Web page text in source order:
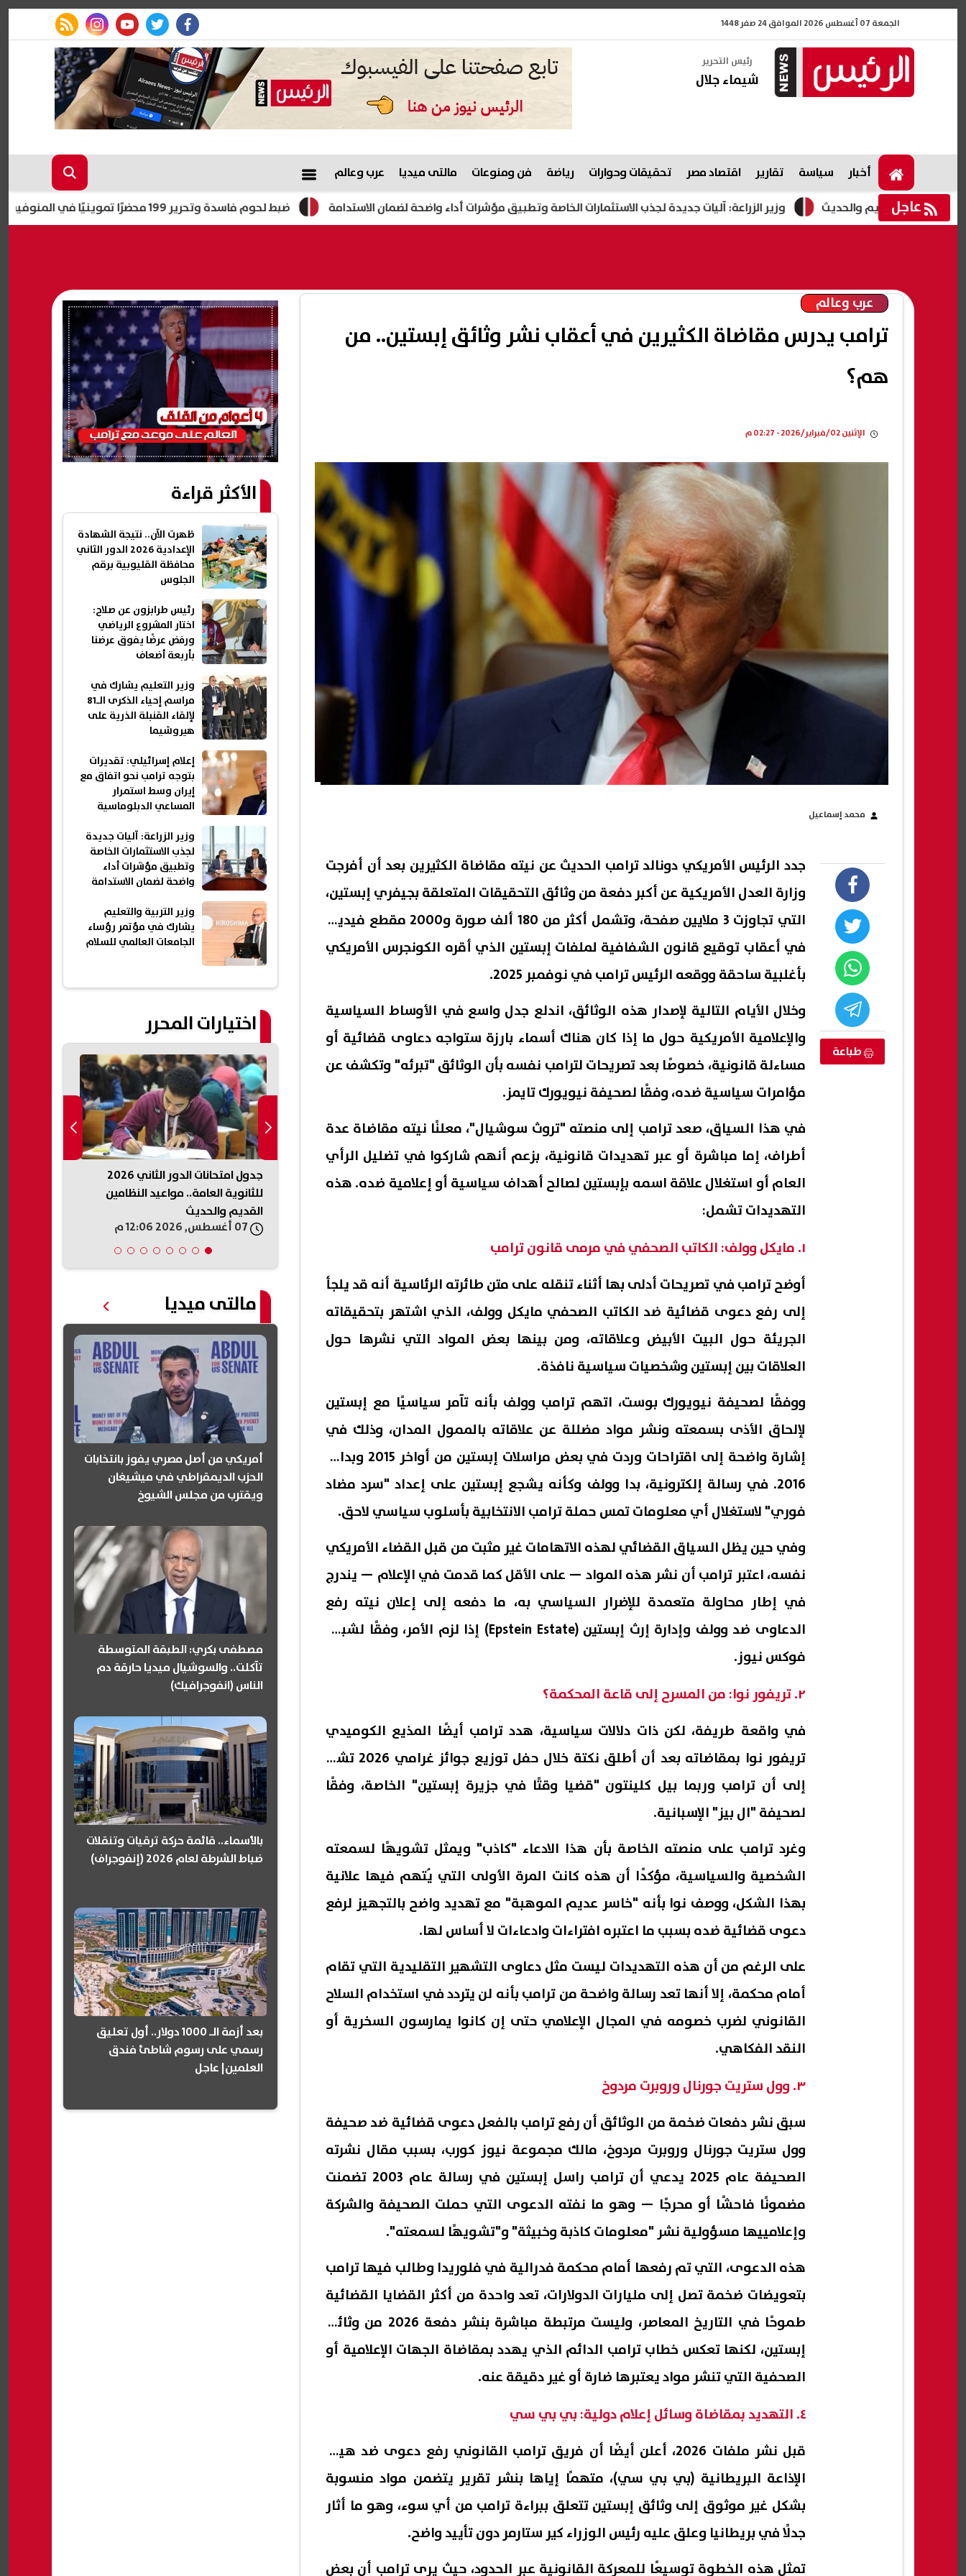
الجمعة 07 أغسطس 2026 الموافق 24 صفر 1448
facebook
twitter
youtube
instagram
rss feed
رئيس التحرير
شيماء جلال
أخبار سياسة تقارير اقتصاد مصر تحقيقات وحوارات رياضة فن ومنوعات مالتى ميديا عرب وعالم
عاجل ضبط لحوم فاسدة وتحرير 199 محضرًا تموينيًا في المنوفية خلال يومين وزير الزراعة: آليات جديدة لجذب الاستثمارات الخاصة وتطبيق مؤشرات أداء واضحة لضمان الاستدامة
عرب وعالم
ترامب يدرس مقاضاة الكثيرين في أعقاب نشر وثائق إبستين.. من
هم؟
الإثنين 02/فبراير/2026 - 02:27 م
محمد إسماعيل
طباعة
جدد الرئيس الأمريكي دونالد ترامب الحديث عن نيته مقاضاة الكثيرين بعد أن أفرجت
وزارة العدل الأمريكية عن أكبر دفعة من وثائق التحقيقات المتعلقة بجيفري إبستين،
التي تجاوزت 3 ملايين صفحة، وتشمل أكثر من 180 ألف صورة و2000 مقطع فيديو،
في أعقاب توقيع قانون الشفافية لملفات إبستين الذي أقره الكونجرس الأمريكي
بأغلبية ساحقة ووقعه الرئيس ترامب في نوفمبر 2025.
وخلال الأيام التالية لإصدار هذه الوثائق، اندلع جدل واسع في الأوساط السياسية
والإعلامية الأمريكية حول ما إذا كان هناك أسماء بارزة ستواجه دعاوى قضائية أو
مساءلة قانونية، خصوصًا بعد تصريحات لترامب نفسه بأن الوثائق "تبرئه" وتكشف عن
مؤامرات سياسية ضده، وفقًا لصحيفة نيويورك تايمز.
في هذا السياق، صعد ترامب إلى منصته "تروث سوشيال"، معلنًا نيته مقاضاة عدة
أطراف، إما مباشرة أو عبر تهديدات قانونية، بزعم أنهم شاركوا في تضليل الرأي
العام أو استغلال علاقة اسمه بإبستين لصالح أهداف سياسية أو إعلامية ضده. هذه
التهديدات تشمل:
١. مايكل وولف: الكاتب الصحفي في مرمى قانون ترامب
أوضح ترامب في تصريحات أدلى بها أثناء تنقله على متن طائرته الرئاسية أنه قد يلجأ
إلى رفع دعوى قضائية ضد الكاتب الصحفي مايكل وولف، الذي اشتهر بتحقيقاته
الجريئة حول البيت الأبيض وعلاقاته، ومن بينها بعض المواد التي نشرها حول
العلاقات بين إبستين وشخصيات سياسية نافذة.
ووفقًا لصحيفة نيويورك بوست، اتهم ترامب وولف بأنه تآمر سياسيًا مع إبستين
لإلحاق الأذى بسمعته ونشر مواد مضللة عن علاقاته بالممول المدان، وذلك في
إشارة واضحة إلى اقتراحات وردت في بعض مراسلات إبستين من أواخر 2015 وبداية
2016. في رسالة إلكترونية، بدا وولف وكأنه يشجع إبستين على إعداد "سرد مضاد
فوري" لاستغلال أي معلومات تمس حملة ترامب الانتخابية بأسلوب سياسي لاحق.
وفي حين يظل السياق القضائي لهذه الاتهامات غير مثبت من قبل القضاء الأمريكي
نفسه، اعتبر ترامب أن نشر هذه المواد — على الأقل كما قدمت في الإعلام — يندرج
في إطار محاولة متعمدة للإضرار السياسي به، ما دفعه إلى إعلان نيته رفع
الدعاوى ضد وولف وإدارة إرث إبستين (Epstein Estate) إذا لزم الأمر، وفقًا لشبكة
فوكس نيوز.
٢. تريفور نوا: من المسرح إلى قاعة المحكمة؟
في واقعة طريفة، لكن ذات دلالات سياسية، هدد ترامب أيضًا المذيع الكوميدي
تريفور نوا بمقاضاته بعد أن أطلق نكتة خلال حفل توزيع جوائز غرامي 2026 تشير
إلى أن ترامب وربما بيل كلينتون "قضيا وقتًا في جزيرة إبستين" الخاصة، وفقًا
لصحيفة "ال بيز" الإسبانية.
وغرد ترامب على منصته الخاصة بأن هذا الادعاء "كاذب" ويمثل تشويهًا لسمعته
الشخصية والسياسية، مؤكدًا أن هذه كانت المرة الأولى التي يُتهم فيها علانية
بهذا الشكل، ووصف نوا بأنه "خاسر عديم الموهبة" مع تهديد واضح بالتجهيز لرفع
دعوى قضائية ضده بسبب ما اعتبره افتراءات وادعاءات لا أساس لها.
على الرغم من أن هذه التهديدات ليست مثل دعاوى التشهير التقليدية التي تقام
أمام محكمة، إلا أنها تعد رسالة واضحة من ترامب بأنه لن يتردد في استخدام السلاح
القانوني لضرب خصومه في المجال الإعلامي حتى إن كانوا يمارسون السخرية أو
النقد الفكاهي.
٣. وول ستريت جورنال وروبرت مردوخ
سبق نشر دفعات ضخمة من الوثائق أن رفع ترامب بالفعل دعوى قضائية ضد صحيفة
وول ستريت جورنال وروبرت مردوخ، مالك مجموعة نيوز كورب، بسبب مقال نشرته
الصحيفة عام 2025 يدعي أن ترامب راسل إبستين في رسالة عام 2003 تضمنت
مضمونًا فاحشًا أو محرجًا — وهو ما نفته الدعوى التي حملت الصحيفة والشركة
وإعلامييها مسؤولية نشر "معلومات كاذبة وخبيثة" و"تشويهًا لسمعته".
هذه الدعوى، التي تم رفعها أمام محكمة فدرالية في فلوريدا وطالب فيها ترامب
بتعويضات ضخمة تصل إلى مليارات الدولارات، تعد واحدة من أكثر القضايا القضائية
طموحًا في التاريخ المعاصر، وليست مرتبطة مباشرة بنشر دفعة 2026 من وثائق
إبستين، لكنها تعكس خطاب ترامب الدائم الذي يهدد بمقاضاة الجهات الإعلامية أو
الصحفية التي تنشر مواد يعتبرها ضارة أو غير دقيقة عنه.
٤. التهديد بمقاضاة وسائل إعلام دولية: بي بي سي
قبل نشر ملفات 2026، أعلن أيضًا أن فريق ترامب القانوني رفع دعوى ضد هيئة
الإذاعة البريطانية (بي بي سي)، متهمًا إياها بنشر تقرير يتضمن مواد منسوبة
بشكل غير موثوق إلى وثائق إبستين تتعلق ببراءة ترامب من أي سوء، وهو ما أثار
جدلًا في بريطانيا وعلق عليه رئيس الوزراء كير ستارمر دون تأييد واضح.
تمثل هذه الخطوة توسيعًا للمعركة القانونية عبر الحدود، حيث يرى ترامب أن بعض
الأكثر قراءة
ظهرت الآن.. نتيجة الشهادة
الإعدادية 2026 الدور الثاني
محافظة القليوبية برقم
الجلوس
رئيس طرابزون عن صلاح:
اختار المشروع الرياضي
ورفض عرضًا يفوق عرضنا
بأربعة أضعاف
وزير التعليم يشارك في
مراسم إحياء الذكرى الـ81
لإلقاء القنبلة الذرية على
هيروشيما
إعلام إسرائيلي: تقديرات
بتوجه ترامب نحو اتفاق مع
إيران وسط استمرار
المساعي الدبلوماسية
وزير الزراعة: آليات جديدة
لجذب الاستثمارات الخاصة
وتطبيق مؤشرات أداء
واضحة لضمان الاستدامة
وزير التربية والتعليم
يشارك في مؤتمر رؤساء
الجامعات العالمي للسلام
اختيارات المحرر
وزير التعليم يشارك في مراسم إحياء
الذكرى الـ81 لإلقاء القنبلة الذرية على
رئيس طرابزون عن صلاح: اختار المشروع
الرياضي ورفض عرضًا يفوق عرضنا
إعلام إسرائيلي: تقديرات بتوجه ترامب
نحو اتفاق مع إيران وسط استمرار
جدول امتحانات الدور الثاني 2026
للثانوية العامة.. مواعيد النظامين
القديم والحديث
مالتى ميديا
أمريكي من أصل مصري يفوز بانتخابات
الحزب الديمقراطي في ميشيغان
ويقترب من مجلس الشيوخ
مصطفى بكري: الطبقة المتوسطة
تآكلت.. والسوشيال ميديا حارقة دم
الناس (انفوجرافيك)
بالأسماء.. قائمة حركة ترقيات وتنقلات
ضباط الشرطة لعام 2026 (إنفوجراف)
بعد أزمة الـ 1000 دولار.. أول تعليق
رسمي على رسوم شاطئ فندق
العلمين| عاجل